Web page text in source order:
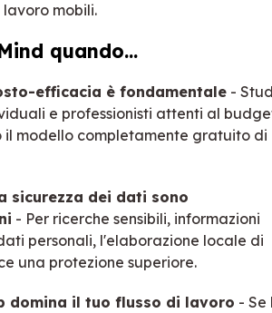
mobili.
quando...
efficacia è fondamentale -
e professionisti attenti al
il modello completamente gratuito di
sicurezza dei dati sono
- Per ricerche sensibili, informazioni
personali, l'elaborazione locale di
una protezione superiore.
domina il tuo flusso di lavoro - Se